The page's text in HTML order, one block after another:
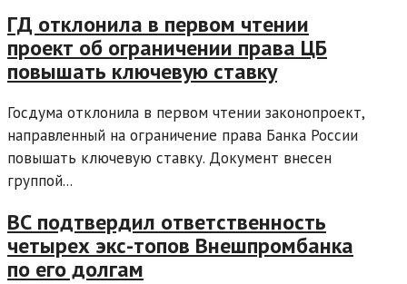
ГД отклонила в первом чтении
проект об ограничении права ЦБ
повышать ключевую ставку
Госдума отклонила в первом чтении законопроект,
направленный на ограничение права Банка России
повышать ключевую ставку. Документ внесен
группой...
ВС подтвердил ответственность
четырех экс-топов Внешпромбанка
по его долгам